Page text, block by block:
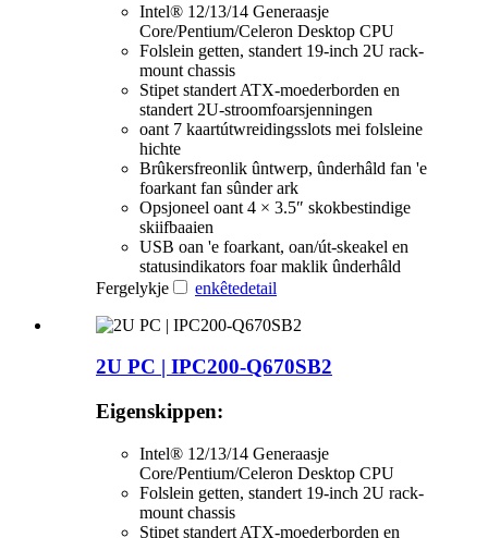
Intel® 12/13/14 Generaasje
Core/Pentium/Celeron Desktop CPU
Folslein getten, standert 19-inch 2U rack-
mount chassis
Stipet standert ATX-moederborden en
standert 2U-stroomfoarsjenningen
oant 7 kaartútwreidingsslots mei folsleine
hichte
Brûkersfreonlik ûntwerp, ûnderhâld fan 'e
foarkant fan sûnder ark
Opsjoneel oant 4 × 3.5″ skokbestindige
skiifbaaien
USB oan 'e foarkant, oan/út-skeakel en
statusindikators foar maklik ûnderhâld
Fergelykje
enkêtedetail
2U PC | IPC200-Q670SB2
Eigenskippen:
Intel® 12/13/14 Generaasje
Core/Pentium/Celeron Desktop CPU
Folslein getten, standert 19-inch 2U rack-
mount chassis
Stipet standert ATX-moederborden en